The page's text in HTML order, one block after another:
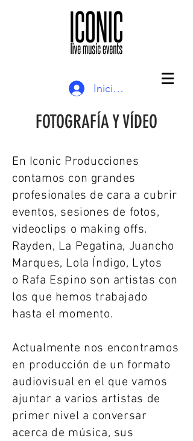
Iniciar sesión
FOTOGRAFÍA Y VÍDEO
En Iconic Producciones
contamos con grandes
profesionales de cara a cubrir
eventos, sesiones de fotos,
videoclips o making offs.
Rayden, La Pegatina, Juancho
Marques, Lola Índigo, Lytos
o Rafa Espino son artistas con
los que hemos trabajado
hasta el momento.
Actualmente nos encontramos
en producción de un formato
audiovisual en el que vamos
ajuntar a varios artistas de
primer nivel a conversar
acerca de música, sus